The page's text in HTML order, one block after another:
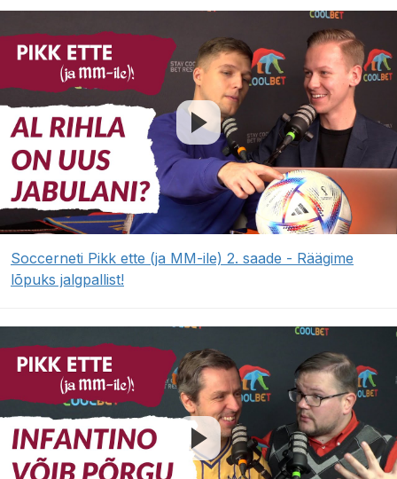
Soccerneti Pikk ette (ja MM-ile) 2. saade - Räägime
lõpuks jalgpallist!